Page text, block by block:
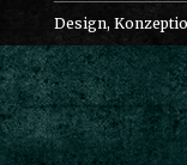
Design,